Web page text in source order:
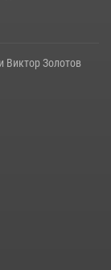
Виктор Золотов